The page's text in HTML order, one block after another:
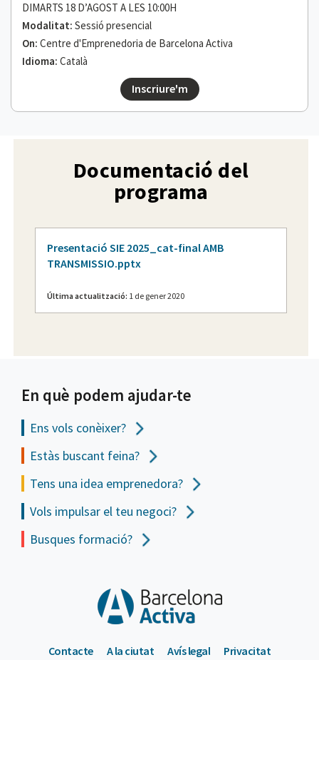
DIMARTS 18 D’AGOST A LES 10:00H
Modalitat: Sessió presencial
On: Centre d'Emprenedoria de Barcelona Activa
Idioma: Català
Inscriure'm
Documentació del
programa
Presentació SIE 2025_cat-final AMB
TRANSMISSIO.pptx
Última actualització: 1 de gener 2020
En què podem ajudar-te
Ens vols conèixer?
Estàs buscant feina?
Tens una idea emprenedora?
Vols impulsar el teu negoci?
Busques formació?
Contacte A la ciutat Avís legal Privacitat